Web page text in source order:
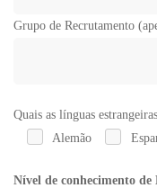
Grupo de Recrutamento
Quais as línguas
Alemão
Nível de conhecimento de